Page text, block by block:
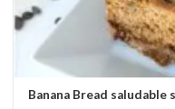
Banana Bread saludable